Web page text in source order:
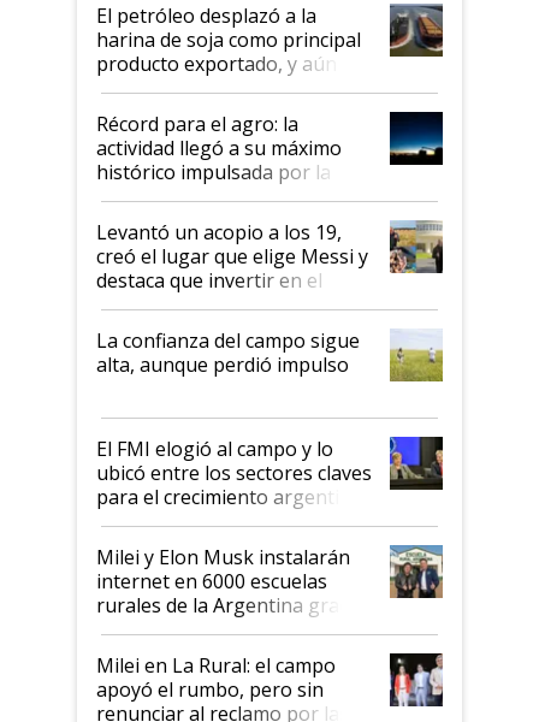
El petróleo desplazó a la
harina de soja como principal
producto exportado, y aún así
el agro aportó casi seis de cada
diez dólares y sostuvo el
liderazgo en un semestre
récord
Récord para el agro: la
actividad llegó a su máximo
histórico impulsada por la
cosecha y las exportaciones
Levantó un acopio a los 19,
creó el lugar que elige Messi y
destaca que invertir en el
kirchnerismo era como "darle
plata a un hijo para droga":
Juan Félix Rossetti, el libertario
que de una dura crisis salió
de Milei
La confianza del campo sigue
alta, aunque perdió impulso
El FMI elogió al campo y lo
ubicó entre los sectores claves
para el crecimiento argentino
Milei y Elon Musk instalarán
internet en 6000 escuelas
rurales de la Argentina gracias
a un acuerdo con Starlink
Milei en La Rural: el campo
apoyó el rumbo, pero sin
renunciar al reclamo por las